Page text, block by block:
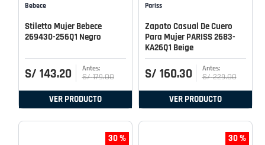
Bebece
Stiletto Mujer Bebece
269430-256Q1 Negro
S/ 143.20 S/ 179.00
VER PRODUCTO
Pariss
Zapato Casual De Cuero
Para Mujer PARISS 2683-
KA26Q1 Beige
S/ 160.30 S/ 229.00
VER PRODUCTO
30 % 30 %